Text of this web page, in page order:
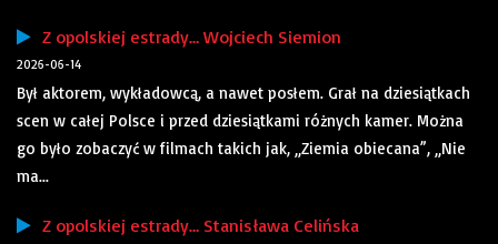
Z opolskiej estrady… Wojciech Siemion
2026-06-14
Był aktorem, wykładowcą, a nawet posłem. Grał na dziesiątkach
scen w całej Polsce i przed dziesiątkami różnych kamer. Można
go było zobaczyć w filmach takich jak, „Ziemia obiecana”, „Nie
ma...
Z opolskiej estrady… Stanisława Celińska